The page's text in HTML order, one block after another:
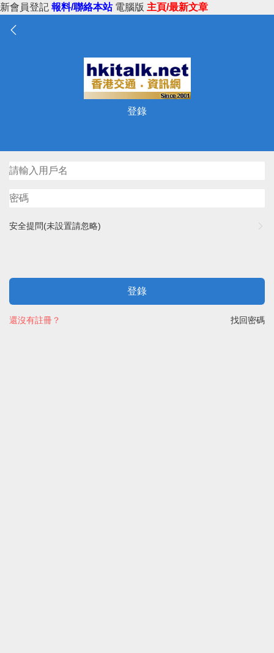
新會員登記 報料/聯絡本站 電腦版 主頁/最新文章
登錄
安全提問(未設置請忽略)
登錄
找回密碼
還沒有註冊？